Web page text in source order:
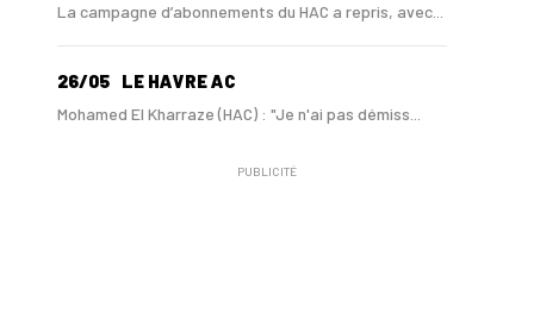
La campagne d’abonnements du HAC a repris, avec...
26/05 LE HAVRE AC
Mohamed El Kharraze (HAC) : "Je n'ai pas démiss...
PUBLICITÉ